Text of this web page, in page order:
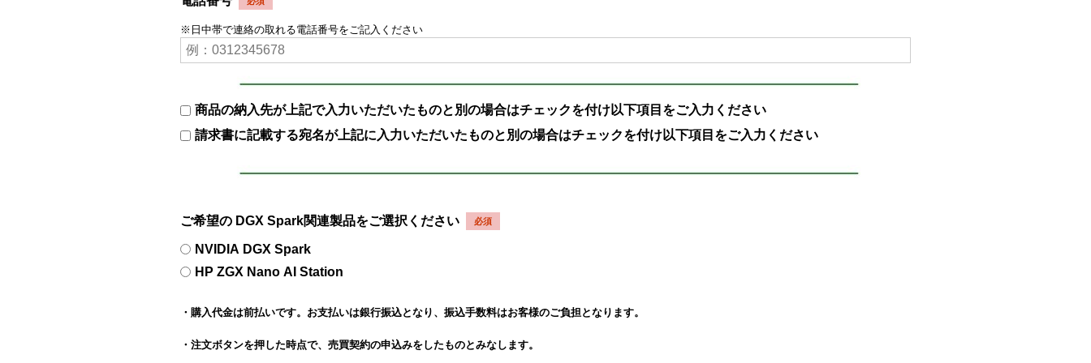
※日中帯で連絡の取れる電話番号をご記入ください
商品の納入先が上記で入力いただいたものと別の場合はチェックを付け以下項目をご入力ください
請求書に記載する宛名が上記に入力いただいたものと別の場合はチェックを付け以下項目をご入力ください
ご希望の DGX Spark関連製品をご選択ください
NVIDIA DGX Spark
HP ZGX Nano AI Station
・購入代金は前払いです。お支払いは銀行振込となり、振込手数料はお客様のご負担となります。
・注文ボタンを押した時点で、売買契約の申込みをしたものとみなします。